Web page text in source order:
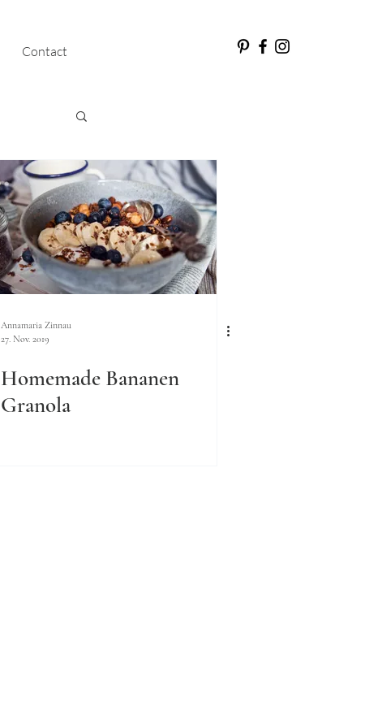
Contact
Annamaria Zinnau
27. Nov. 2019
Homemade Bananen
Granola